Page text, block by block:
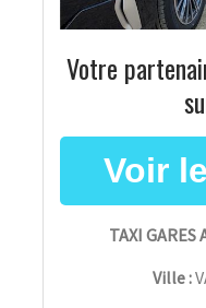
Votre
TAXI GARES
Ville :